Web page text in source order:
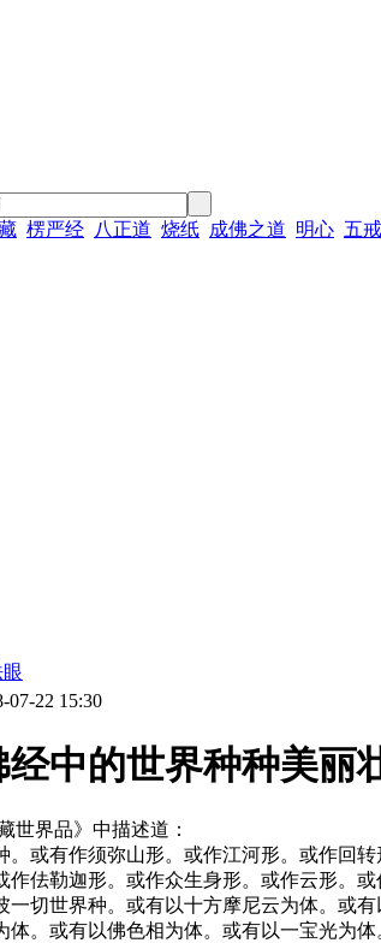
楞严经 八正道 烧纸 成佛之道 明心 五戒
07-22 15:30
经中的世界种种美丽
世界品》中描述道：
。或有作须弥山形。或作江河形。或作回
作佉勒迦形。或作众生身形。或作云形。
一切世界种。或有以十方摩尼云为体。或
体。或有以佛色相为体。或有以一宝光为